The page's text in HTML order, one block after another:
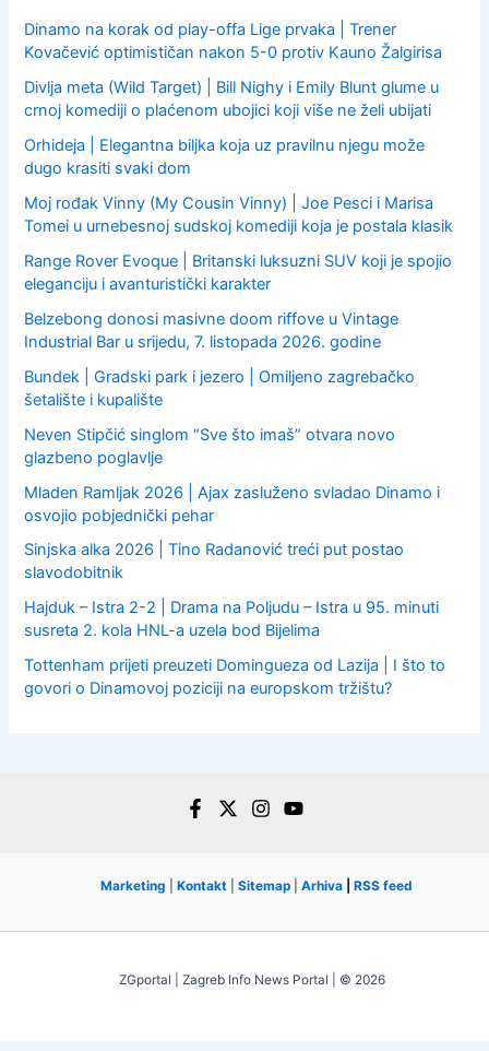
:Dinamo na korak od play-offa Lige prvaka | Trener
Kovačević optimističan nakon 5-0 protiv Kauno Žalgirisa
Divlja meta (Wild Target) | Bill Nighy i Emily Blunt glume u
crnoj komediji o plaćenom ubojici koji više ne želi ubijati
Orhideja | Elegantna biljka koja uz pravilnu njegu može
dugo krasiti svaki dom
Moj rođak Vinny (My Cousin Vinny) | Joe Pesci i Marisa
Tomei u urnebesnoj sudskoj komediji koja je postala klasik
Range Rover Evoque | Britanski luksuzni SUV koji je spojio
eleganciju i avanturistički karakter
Belzebong donosi masivne doom riffove u Vintage
Industrial Bar u srijedu, 7. listopada 2026. godine
Bundek | Gradski park i jezero | Omiljeno zagrebačko
šetalište i kupalište
Neven Stipčić singlom “Sve što imaš” otvara novo
glazbeno poglavlje
Mladen Ramljak 2026 | Ajax zasluženo svladao Dinamo i
osvojio pobjednički pehar
Sinjska alka 2026 | Tino Radanović treći put postao
slavodobitnik
Hajduk – Istra 2-2 | Drama na Poljudu – Istra u 95. minuti
susreta 2. kola HNL-a uzela bod Bijelima
Tottenham prijeti preuzeti Domingueza od Lazija | I što to
govori o Dinamovoj poziciji na europskom tržištu?
Marketing Kontakt Sitemap Arhiva RSS feed
ZGportal | Zagreb Info News Portal | © 2026